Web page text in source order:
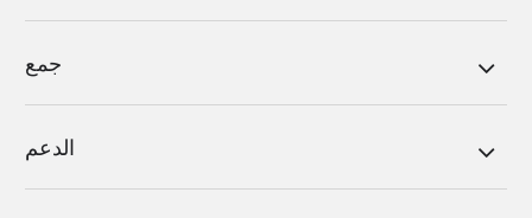
جمع
الدعم